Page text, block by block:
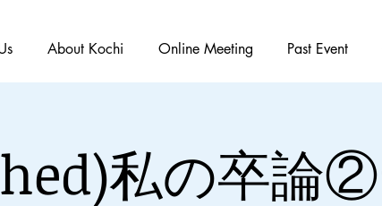
About Kochi Online Meeting Past Event
私の卒論